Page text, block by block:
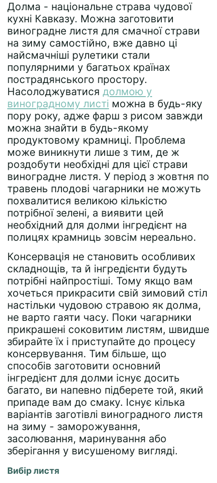
Долма - національне страва чудової
кухні Кавказу. Можна заготовити
виноградне листя для смачної страви
на зиму самостійно, вже давно ці
найсмачніші рулетики стали
популярними у багатьох країнах
пострадянського простору.
Насолоджуватися долмою у
виноградному листі можна в будь-яку
пору року, адже фарш з рисом завжди
можна знайти в будь-якому
продуктовому крамниці. Проблема
може виникнути лише з тим, де ж
роздобути необхідні для цієї страви
виноградне листя. У період з жовтня по
травень плодові чагарники не можуть
похвалитися великою кількістю
потрібної зелені, а виявити цей
необхідний для долми інгредієнт на
полицях крамниць зовсім нереально.
Консервація не становить особливих
складнощів, та й інгредієнти будуть
потрібні найпростіші. Тому якщо вам
хочеться прикрасити свій зимовий стіл
настільки чудовою стравою як долма,
не варто гаяти часу. Поки чагарники
прикрашені соковитим листям, швидше
збирайте їх і приступайте до процесу
консервування. Тим більше, що
способів заготовити основний
інгредієнт для долми існує досить
багато, ви напевно підберете той, який
припаде вам до смаку. Існує кілька
варіантів заготівлі виноградного листя
на зиму - заморожування,
засолювання, маринування або
зберігання у висушеному вигляді.
Вибір листя